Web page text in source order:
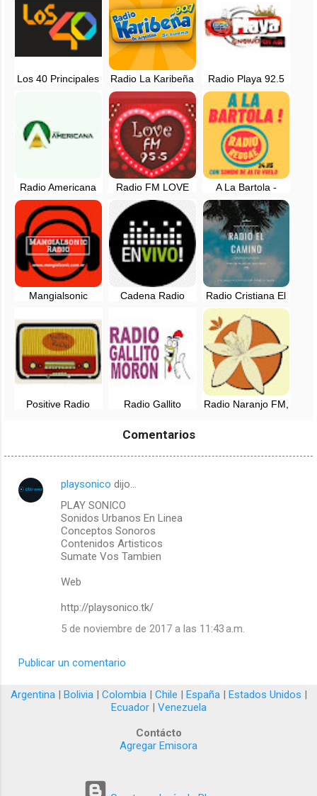
Los 40 Principales
Radio La Karibeña
Argentina - 90.7
FM - en vivo
Radio Playa 92.5
FM en vivo -
Miramar, Buenos
Aires
Radio Americana
Argentina - FM
95.7 MHZ
Radio FM LOVE
Corrientes 95.5
A La Bartola -
Reggae Radio -
EN VIVO
Mangialsonic
Cadena Radio
Radio Cristiana El
Camino -
Berrotaran
Positive Radio
Radio Gallito
Radio Naranjo FM,
Comentarios
C
o
playsonico dijo…
PLAY SONICO
Sonidos Urbanos En Linea
Conceptos Sonoros
Contenidos Artisticos
Sumate Vos Tambien
Web
http://playsonico.tk/
5 de noviembre de 2017 a las 11:43 a.m.
Publicar un comentario
Argentina| Bolivia| Colombia| Chile | España| Estados Unidos |
Ecuador| Venezuela
Contácto
Agregar Emisora